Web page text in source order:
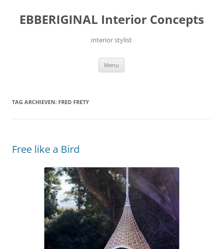
inhoud
EBBERIGINAL Interior Concepts
interior stylist
Menu
TAG ARCHIEVEN: FRED FRETY
Free like a Bird